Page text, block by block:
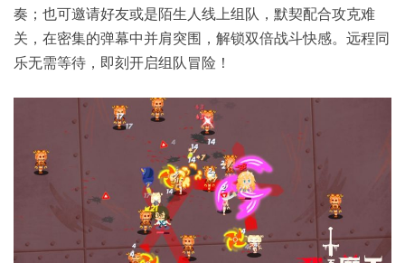
奏；也可邀请好友或是陌生人线上组队，默契配合攻克难
关，在密集的弹幕中并肩突围，解锁双倍战斗快感。远程同
乐无需等待，即刻开启组队冒险！